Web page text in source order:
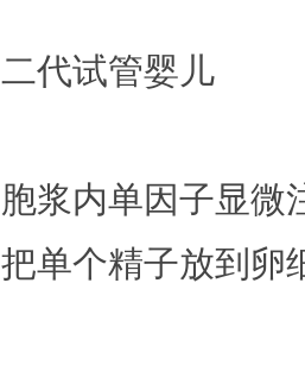
二代试管婴儿
胞浆内单因子显微
把单个精子放到卵